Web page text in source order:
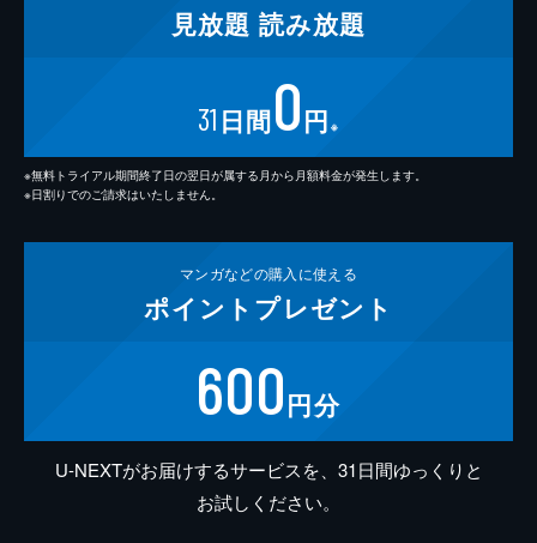
見放題 読み放題
31 日間0円 ※
※無料トライアル期間終了日の翌日が属する月から月額料金が発生します。
※日割りでのご請求はいたしません。
マンガなどの購入に使える
ポイント プレゼント
600円分
U-NEXTがお届けするサービスを、31日間ゆっくりと
お試しください。